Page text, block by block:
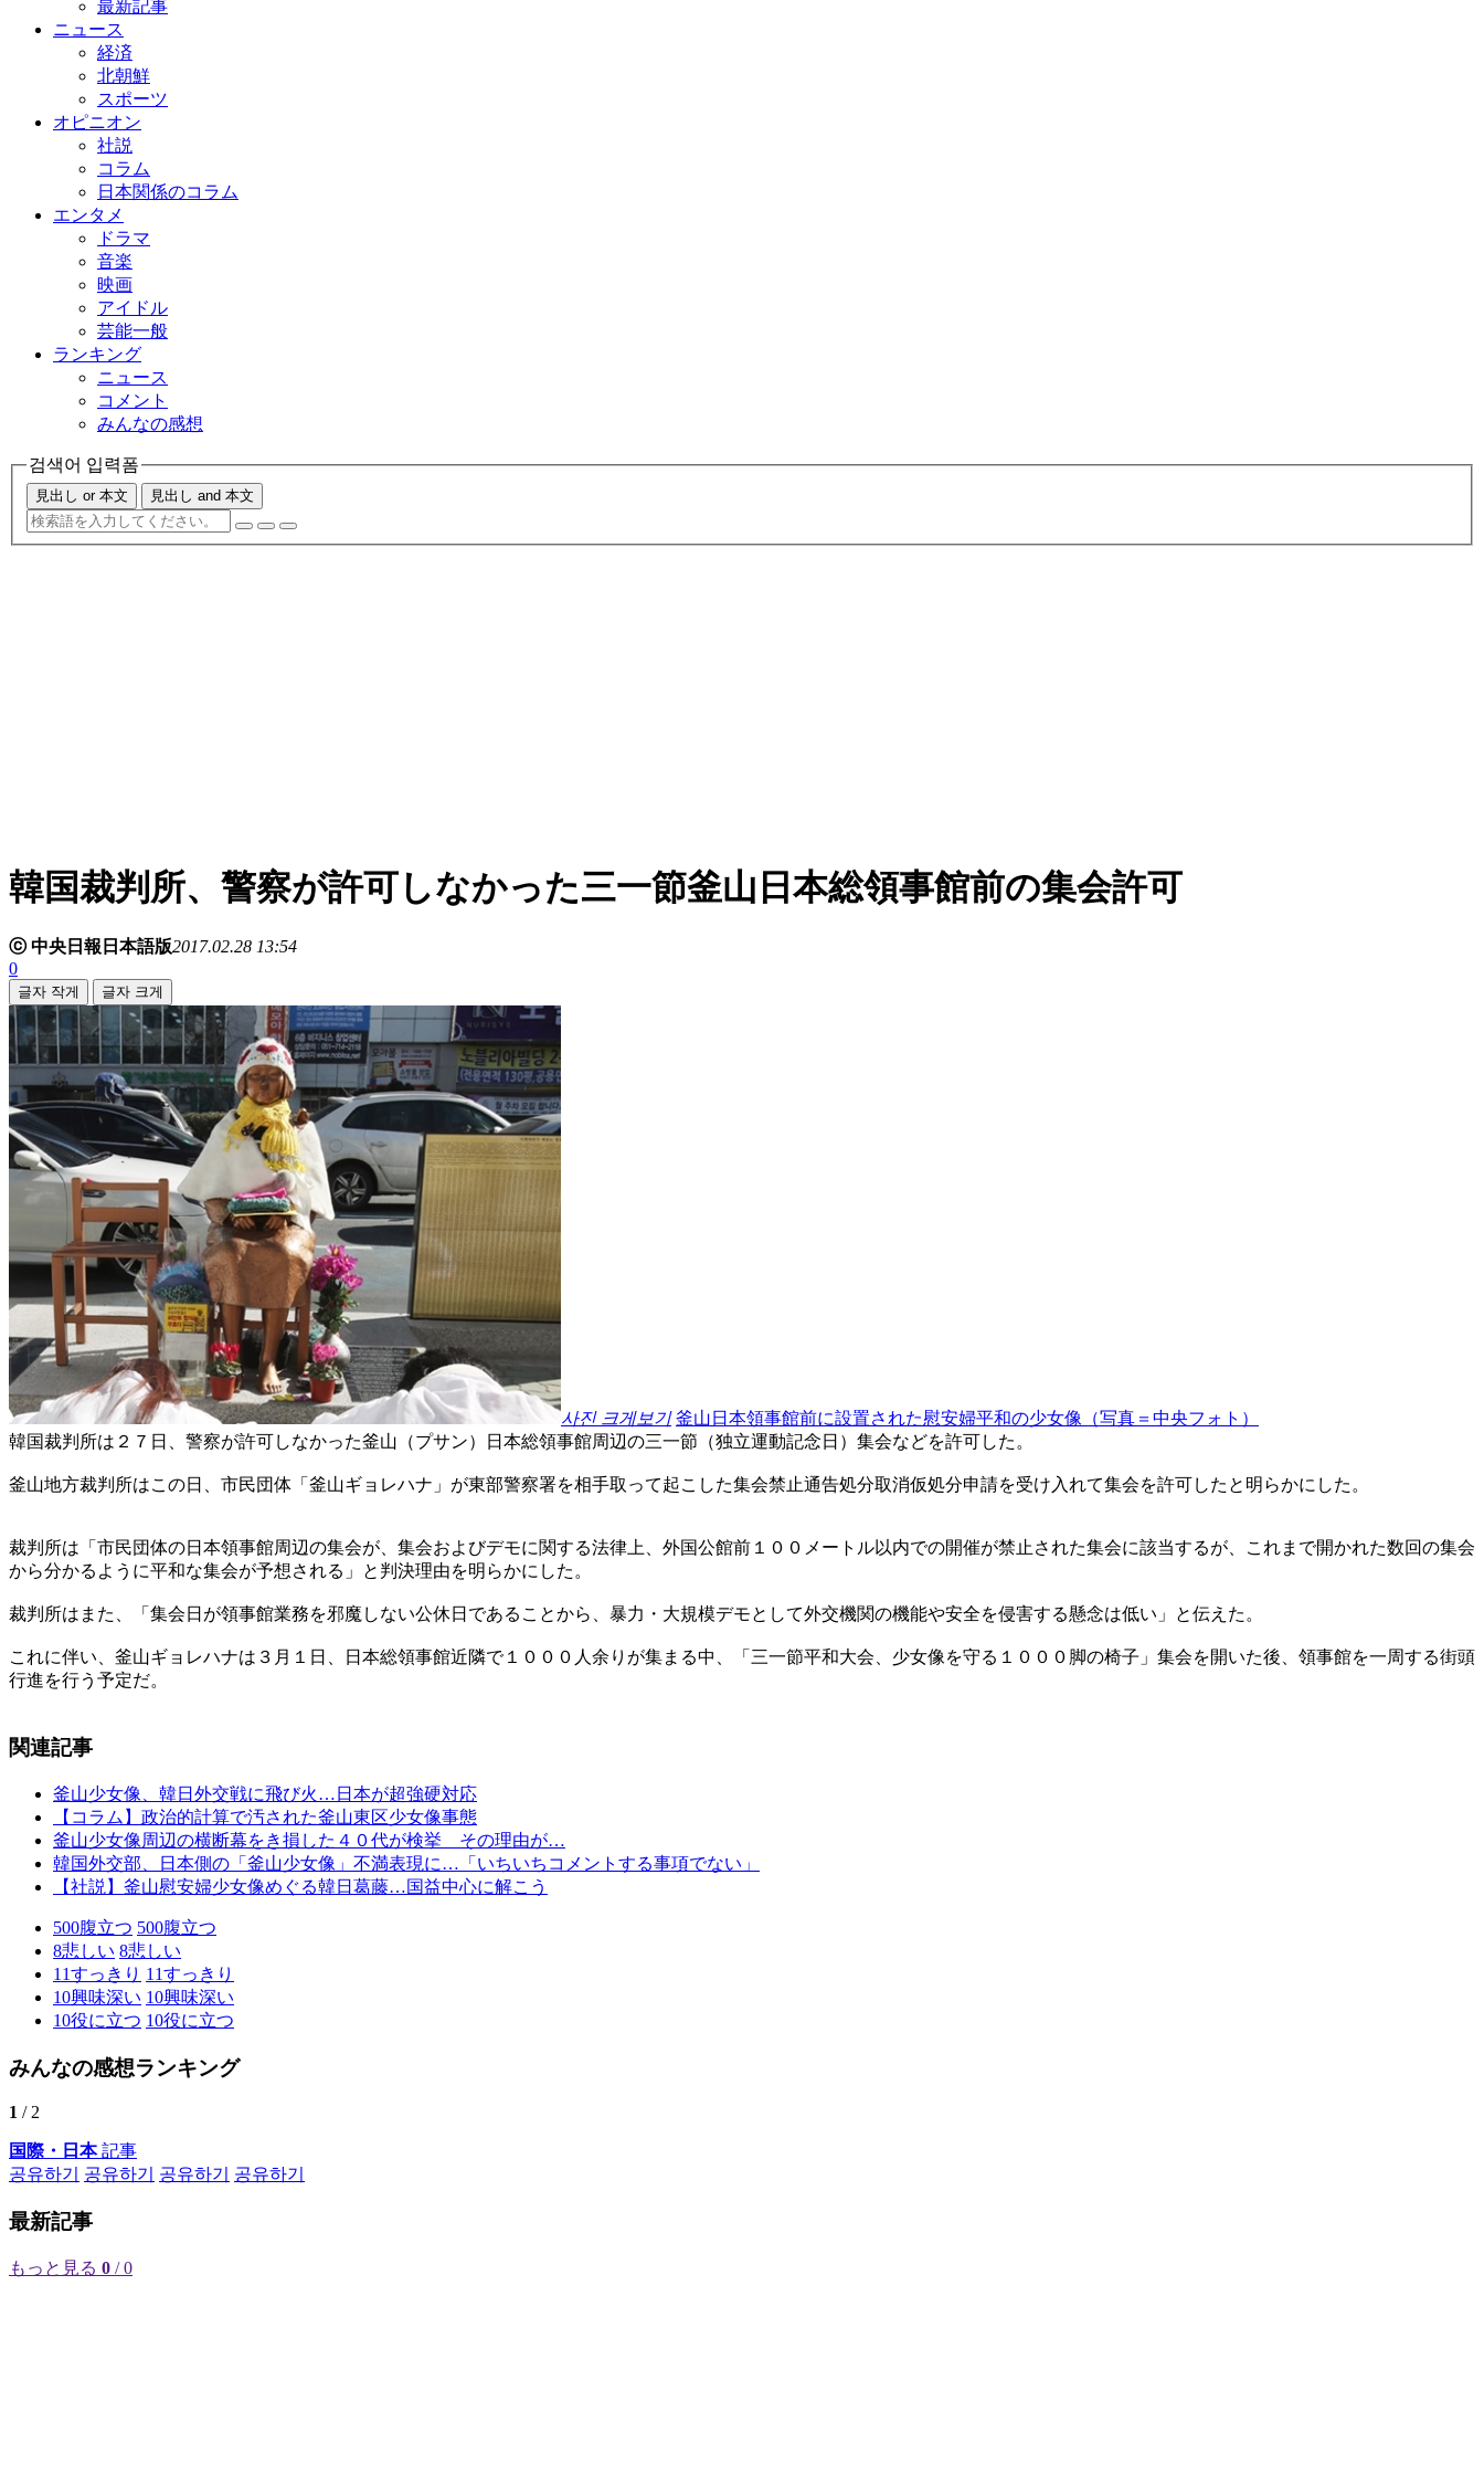
最新記事
ニュース
経済
北朝鮮
スポーツ
オピニオン
社説
コラム
日本関係のコラム
エンタメ
ドラマ
音楽
映画
アイドル
芸能一般
ランキング
ニュース
コメント
みんなの感想
검색어 입력폼
見出し or 本文 見出し and 本文
韓国裁判所、警察が許可しなかった三一節釜山日本総領事館前の集会許可
ⓒ 中央日報日本語版2017.02.28 13:54
0
글자 작게 글자 크게
사진 크게보기 釜山日本領事館前に設置された慰安婦平和の少女像（写真＝中央フォト）
韓国裁判所は２７日、警察が許可しなかった釜山（プサン）日本総領事館周辺の三一節（独立運動記念日）集会などを許可した。
釜山地方裁判所はこの日、市民団体「釜山ギョレハナ」が東部警察署を相手取って起こした集会禁止通告処分取消仮処分申請を受け入れて集会を許可したと明らかにした。
裁判所は「市民団体の日本領事館周辺の集会が、集会およびデモに関する法律上、外国公館前１００メートル以内での開催が禁止された集会に該当するが、これまで開かれた数回の集会
から分かるように平和な集会が予想される」と判決理由を明らかにした。
裁判所はまた、「集会日が領事館業務を邪魔しない公休日であることから、暴力・大規模デモとして外交機関の機能や安全を侵害する懸念は低い」と伝えた。
これに伴い、釜山ギョレハナは３月１日、日本総領事館近隣で１０００人余りが集まる中、「三一節平和大会、少女像を守る１０００脚の椅子」集会を開いた後、領事館を一周する街頭
行進を行う予定だ。
関連記事
釜山少女像、韓日外交戦に飛び火…日本が超強硬対応
【コラム】政治的計算で汚された釜山東区少女像事態
釜山少女像周辺の横断幕をき損した４０代が検挙 その理由が…
韓国外交部、日本側の「釜山少女像」不満表現に…「いちいちコメントする事項でない」
【社説】釜山慰安婦少女像めぐる韓日葛藤…国益中心に解こう
500腹立つ 500腹立つ
8悲しい 8悲しい
11すっきり 11すっきり
10興味深い 10興味深い
10役に立つ 10役に立つ
みんなの感想ランキング
1 / 2
国際・日本記事
공유하기
공유하기 공유하기 공유하기
最新記事
もっと見る 0 / 0